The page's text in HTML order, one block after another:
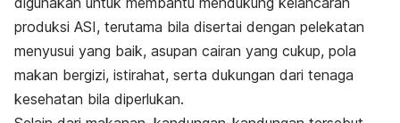
produksi ASI, terutama bila disertai dengan pelekatan
menyusui yang baik, asupan cairan yang cukup, pola
makan bergizi, istirahat, serta dukungan dari tenaga
kesehatan bila diperlukan.